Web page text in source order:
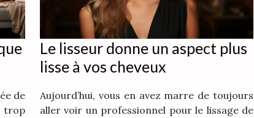
de
trop
Le‌ ‌lisseur‌ ‌donne‌ ‌un‌ ‌aspect‌ ‌plus‌
‌lisse‌ ‌à‌ ‌vos‌ ‌cheveux‌ ‌
Aujourd’hui, vous en avez marre de toujours
aller voir un professionnel pour le lissage de